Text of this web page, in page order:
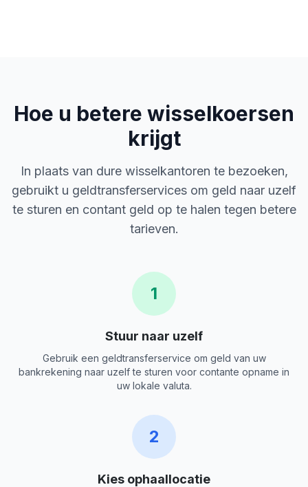
Hoe u betere wisselkoersen
krijgt
In plaats van dure wisselkantoren te bezoeken,
gebruikt u geldtransferservices om geld naar uzelf
te sturen en contant geld op te halen tegen betere
tarieven.
1
Stuur naar uzelf
Gebruik een geldtransferservice om geld van uw
bankrekening naar uzelf te sturen voor contante opname in
uw lokale valuta.
2
Kies ophaallocatie